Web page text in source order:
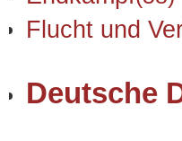
Flucht und
Deutsche